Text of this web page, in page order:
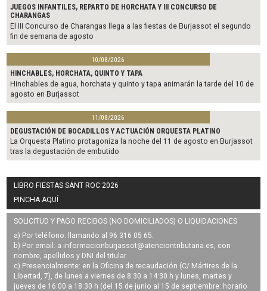
JUEGOS INFANTILES, REPARTO DE HORCHATA Y III CONCURSO DE
CHARANGAS
El III Concurso de Charangas llega a las fiestas de Burjassot el segundo
fin de semana de agosto
10/08/2026
HINCHABLES, HORCHATA, QUINTO Y TAPA
Hinchables de agua, horchata y quinto y tapa animarán la tarde del 10 de
agosto en Burjassot
11/08/2026
DEGUSTACIÓN DE BOCADILLOS Y ACTUACIÓN ORQUESTA PLATINO
La Orquesta Platino protagoniza la noche del 11 de agosto en Burjassot
tras la degustación de embutido
LIBRO FIESTAS SANT ROC 2026
PINCHA AQUÍ
SOLICITUD Y PAGO RECIBOS (NO DOMICILIADOS) O LIQUIDACIONES
a) Por teléfono: llamando al 96 316 05 65.
b) Por email: a informacionburjassot@atenciontributaria.es, con
nombre, apellidos y DNI del titular.
c) Presencialmente: en la Oficina de recaudación (C/ Mártires de la
Libertad, 7), de lunes a viernes de 8:30 a 14:30 h y lunes, martes y
jueves de 16:00 a 18:30 h (del 15 de junio al 15 de septiembre: horario